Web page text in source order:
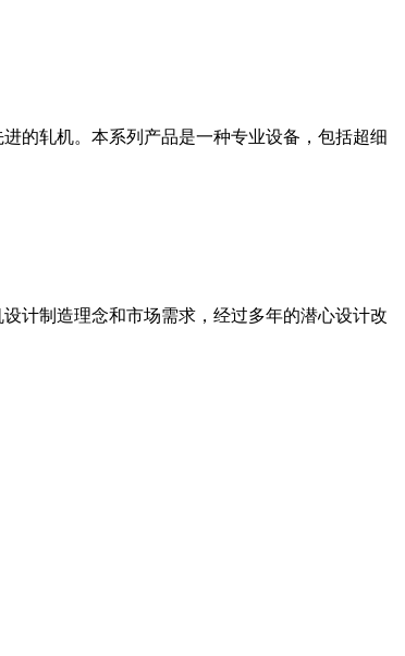
的轧机。本系列产品是一种专业设备，包括超细
计制造理念和市场需求，经过多年的潜心设计改